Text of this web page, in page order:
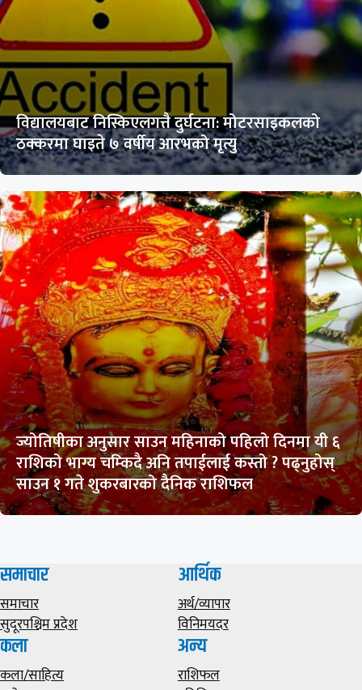
विद्यालयबाट निस्किएलगत्तै दुर्घटना: मोटरसाइकलको
ठक्करमा घाइते ७ वर्षीय आरभको मृत्यु
ज्योतिषीका अनुसार साउन महिनाको पहिलो दिनमा यी ६
राशिको भाग्य चम्किदै अनि तपाईलाई कस्तो ? पढ्नुहोस्
साउन १ गते शुकरबारको दैनिक राशिफल
समाचार
समाचार
सुदूरपश्चिम प्रदेश
आर्थिक
अर्थ/व्यापार
विनिमयदर
कला
कला/साहित्य
अन्य
राशिफल